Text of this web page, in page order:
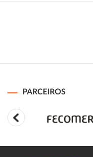
PARCEIROS